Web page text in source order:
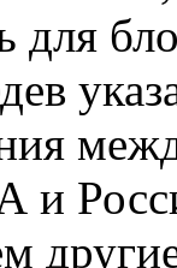
для